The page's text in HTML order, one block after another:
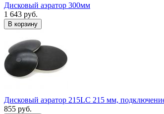
Дисковый аэратор 300мм
1 643 руб.
В корзину
Дисковый аэратор 215LC 215 мм,
855 руб.